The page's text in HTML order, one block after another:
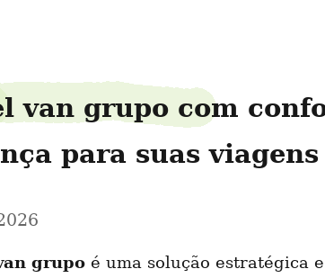
van grupo com
para suas
grupo é uma solução estratégica